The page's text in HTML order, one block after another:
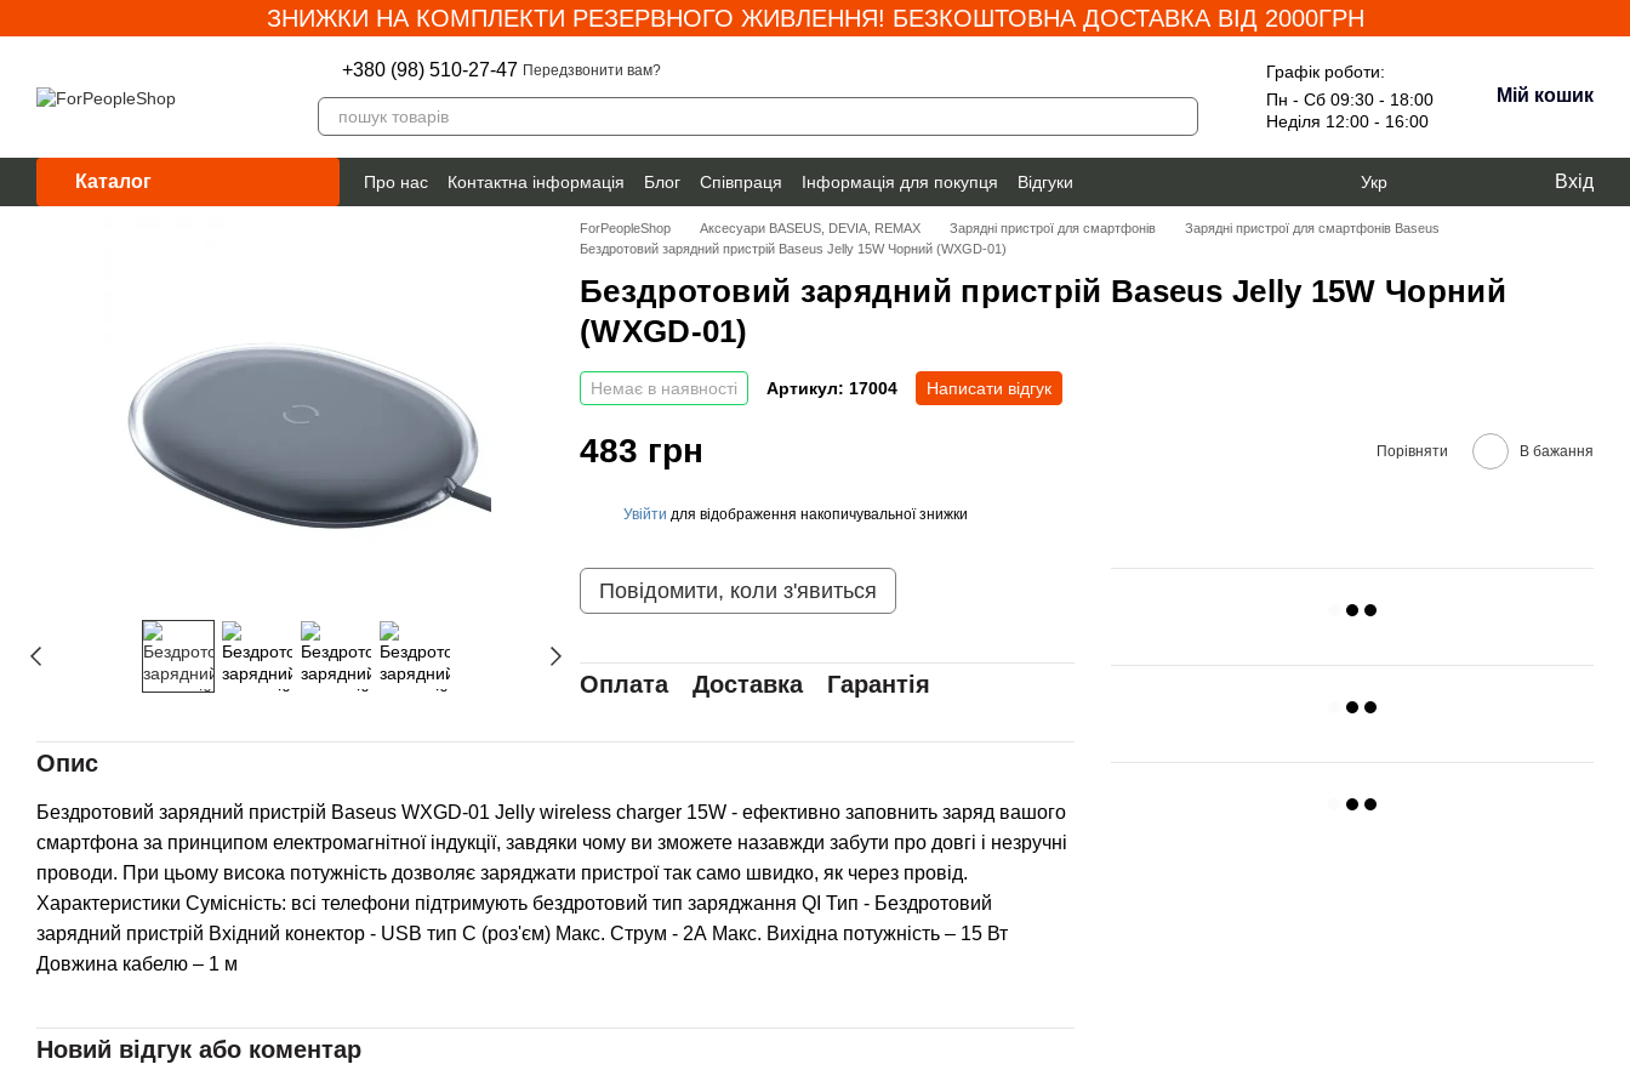
Перейти до основного контентуЗНИЖКИ НА КОМПЛЕКТИ РЕЗЕРВНОГО ЖИВЛЕННЯ! БЕЗКОШТОВНА ДОСТАВКА ВІД 2000ГРН
+380 (98) 510-27-47 Передзвонити вам?
Графік роботи:
Пн - Сб 09:30 - 18:00
Неділя 12:00 - 16:00
Мій кошик
Каталог Про нас Контактна інформація Блог Співпраця Інформація для покупця
Відгуки
Гарантія
Укр Вхід
ForPeopleShop Аксесуари BASEUS, DEVIA, REMAX Зарядні пристрої для смартфонів
Зарядні пристрої для смартфонів Baseus
Бездротовий зарядний пристрій Baseus Jelly 15W Чорний (WXGD-01)
Бездротовий зарядний пристрій Baseus Jelly 15W Чорний
(WXGD-01)
Немає в наявності Артикул: 17004 Написати відгук
483 грн Порівняти В бажання
Увійти для відображення накопичувальної знижки
Повідомити, коли з'явиться
Оплата Доставка Гарантія
Опис
Бездротовий зарядний пристрій Baseus WXGD-01 Jelly wireless charger 15W - ефективно заповнить заряд вашого
смартфона за принципом електромагнітної індукції, завдяки чому ви зможете назавжди забути про довгі і незручні
проводи. При цьому висока потужність дозволяє заряджати пристрої так само швидко, як через провід.
Характеристики Сумісність: всі телефони підтримують бездротовий тип заряджання QI Тип - Бездротовий
зарядний пристрій Вхідний конектор - USB тип C (роз'єм) Макс. Струм - 2А Макс. Вихідна потужність – 15 Вт
Довжина кабелю – 1 м
Новий відгук або коментар